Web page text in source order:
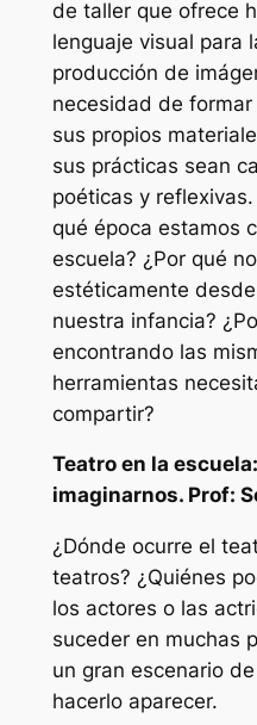
de taller que ofrece
lenguaje visual para
producción de
necesidad de
sus propios
sus prácticas sean
poéticas y
qué época estamos
escuela? ¿Por qué
estéticamente
nuestra infancia?
encontrando las
herramientas
compartir?
Teatro en la
imaginarnos. Prof:
¿Dónde ocurre el
teatros? ¿Quiénes
los actores o las
suceder en muchas
un gran escenario
hacerlo aparecer.